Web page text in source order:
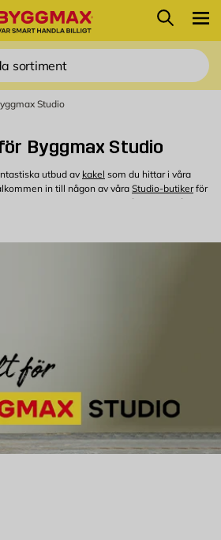
Sök
Studio
Byggmax Studio
utbud av kakel som du hittar i våra
in till någon av våra Studio-butikerför
produktvisningar och få hjälp av vår